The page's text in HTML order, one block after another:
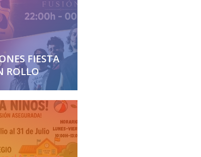
FIESTA
ROLLO